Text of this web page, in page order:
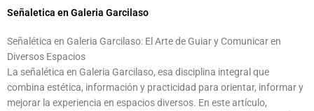
Señaletica en Galeria Garcilaso
Señalética en Galeria Garcilaso: El Arte de Guiar y Comunicar en
Diversos Espacios
La señalética en Galeria Garcilaso, esa disciplina integral que
combina estética, información y practicidad para orientar, informar y
mejorar la experiencia en espacios diversos. En este artículo,